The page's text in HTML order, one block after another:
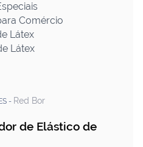
Comércio
Látex
Látex
- Red Bor
de Elástico de